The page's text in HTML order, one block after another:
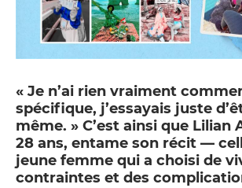
« Je n’ai rien vraiment
spécifique, j’essayais juste
même. » C’est ainsi que Lilian
28 ans, entame son récit —
jeune femme qui a choisi de
contraintes et des